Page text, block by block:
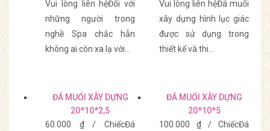
Vui lòng liên hệĐối với
những người trong
nghề Spa chắc hẳn
không ai còn xa lạ với…
Vui lòng liên hệĐá muối
xây dựng hình lục giác
được sử dụng trong
thiết kế và thi…
ĐÁ MUỐI XÂY DỰNG
20*10*2,5
60.000 ₫ / ChiếcĐá
ĐÁ MUỐI XÂY DỰNG
20*10*5
100.000 ₫ / ChiếcĐá